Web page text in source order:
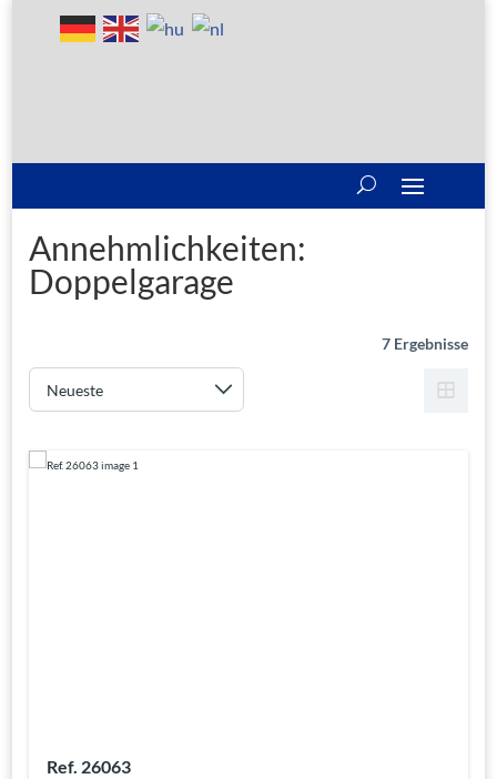
Annehmlichkeiten:
Doppelgarage
7 Ergebnisse
Ref. 26063